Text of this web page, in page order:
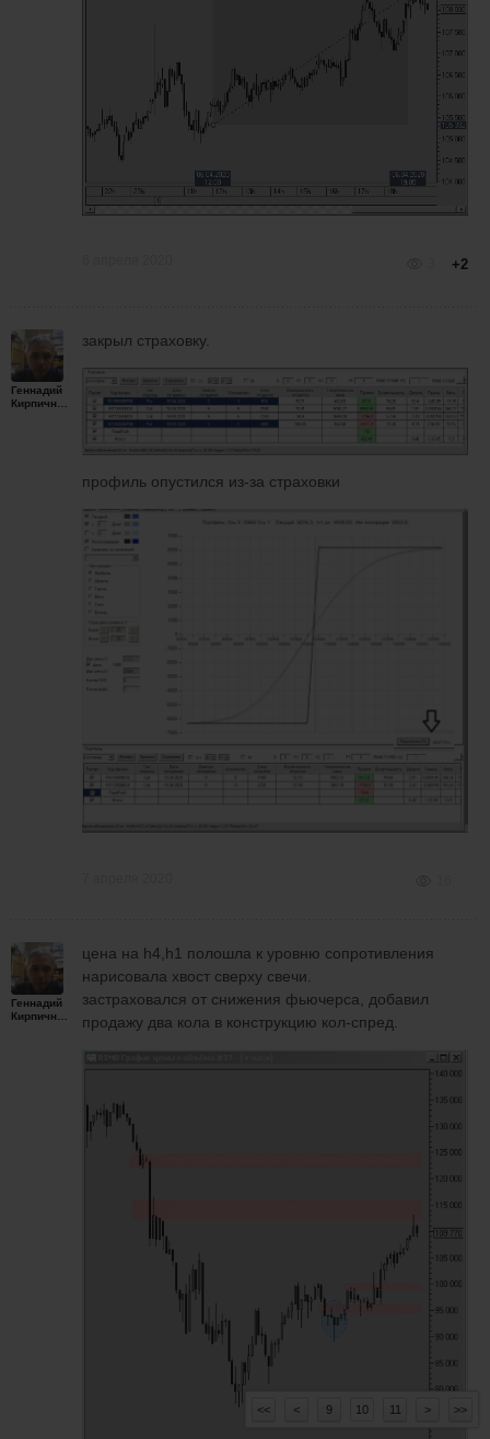
+2
Геннадий
закрыл страховку.
профиль опустился из-за страховки
Геннадий
Кирпичников
цена на h4,h1 полошла к уровню сопротивления
нарисовала хвост сверху свечи.
застраховался от снижения фьючерса, добавил
продажу два кола в конструкцию кол-спред.
<< < 9 10 11 > >>